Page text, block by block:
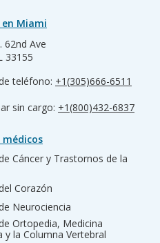
Miami
62nd Ave
33155
teléfono: +1(305)666-6511
sin cargo: +1(800)432-6837
médicos
Cáncer y Trastornos de la
Corazón
Neurociencia
Ortopedia, Medicina
y la Columna Vertebral